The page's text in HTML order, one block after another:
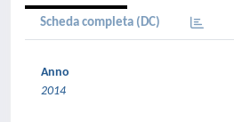
Scheda completa (DC)
Anno
2014